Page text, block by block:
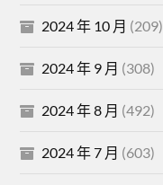
2024 年 10 月 (209)
2024 年 9 月 (308)
2024 年 8 月 (492)
2024 年 7 月 (603)